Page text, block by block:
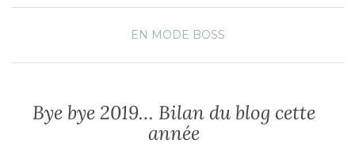
EN MODE BOSS
Bye bye 2019… Bilan du blog cette
année